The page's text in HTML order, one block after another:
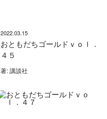
2022.03.15
おともだちゴールドｖｏｌ．
４５
著: 講談社